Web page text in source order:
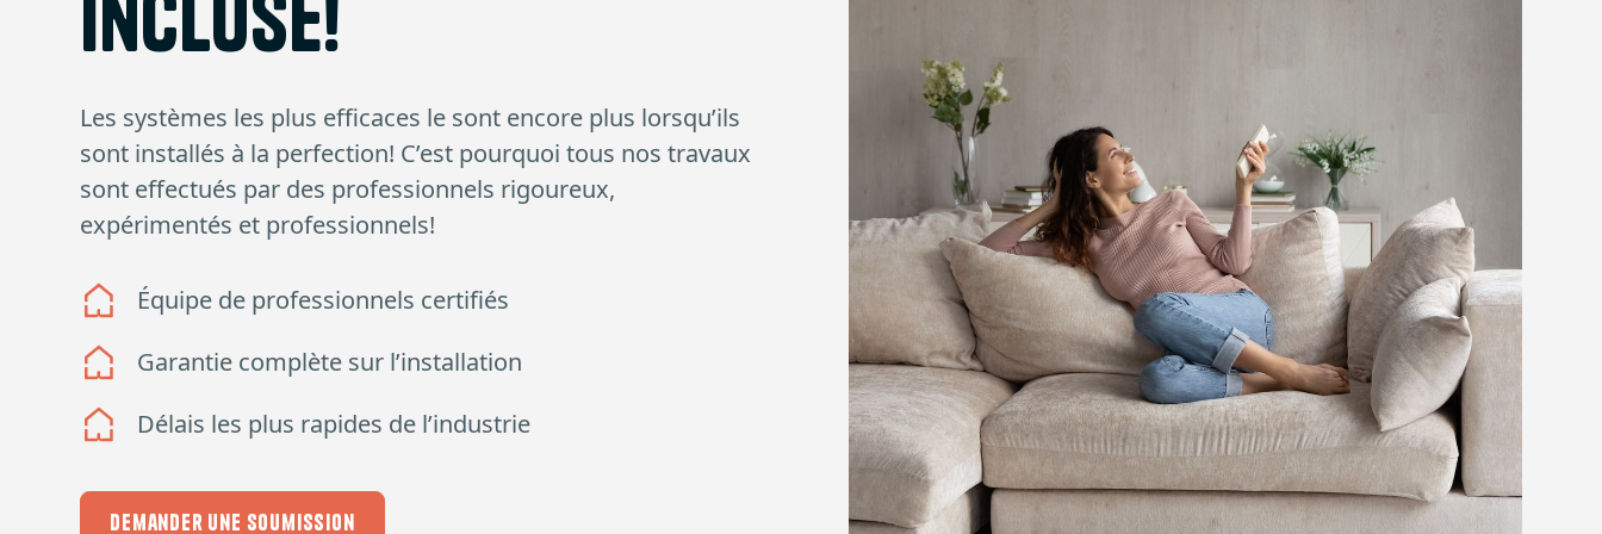
Les systèmes les plus efficaces le sont encore plus lorsqu’ils
sont installés à la perfection! C’est pourquoi tous nos travaux
sont effectués par des professionnels rigoureux,
expérimentés et professionnels!
Équipe de professionnels certifiés
Garantie complète sur l’installation
Délais les plus rapides de l’industrie
Demander une soumission